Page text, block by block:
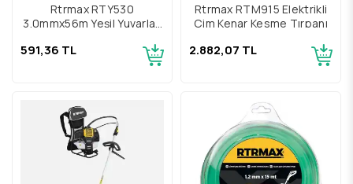
Rtrmax RTY530
3.0mmx56m Yeşil Yuvarlak
591,36 TL
Rtrmax RTM915 Elektrikli
Çim Kenar Kesme Tırpanı
2.882,07 TL